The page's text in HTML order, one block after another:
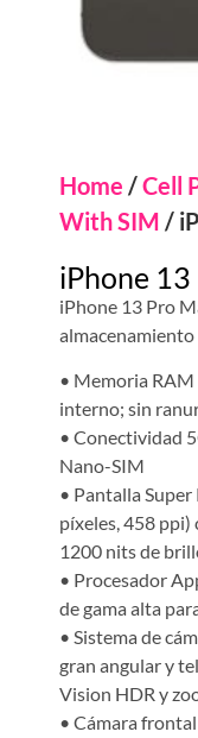
Home /Cell
With SIM /
iPhone
iPhone 13 Pro
• Memoria RAM
interno; sin
• Conectividad
Nano-SIM
• Pantalla
píxeles, 458
1200 nits de
• Procesador
de gama alta
• Sistema de
gran angular y
Vision HDR y
• Cámara